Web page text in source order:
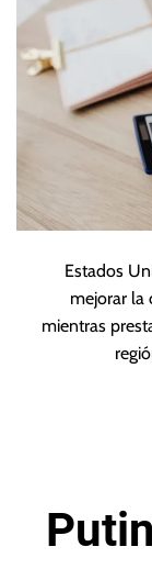
Estados
mejorar la
mientras